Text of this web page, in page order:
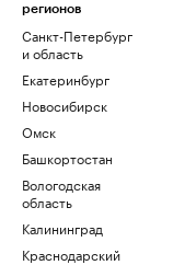
регионов
Санкт-Петербург
и область
Екатеринбург
Новосибирск
Омск
Башкортостан
Вологодская
область
Калининград
Краснодарский